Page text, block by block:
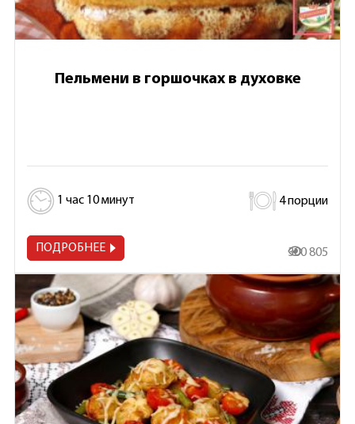
Пельмени в горшочках в духовке
1 час 10 минут 4 порции
ПОДРОБНЕЕ 300 805